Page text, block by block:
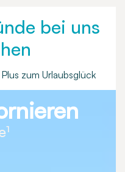
bei uns
zum Urlaubsglück